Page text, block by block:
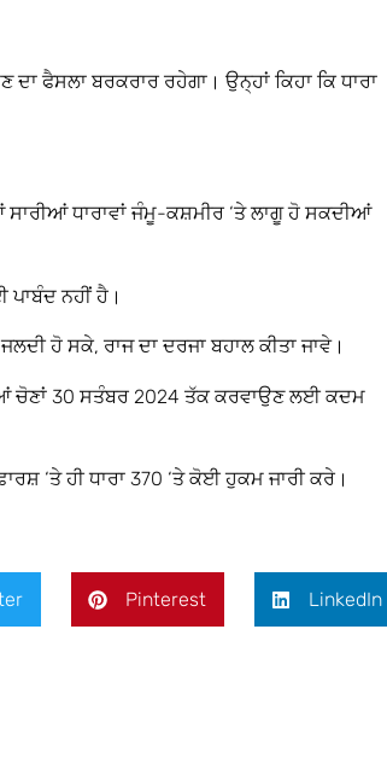
ਦਾ ਫੈਸਲਾ ਬਰਕਰਾਰ ਰਹੇਗਾ। ਉਨ੍ਹਾਂ ਕਿਹਾ ਕਿ ਧਾਰਾ
ਧਾਰਾਵਾਂ ਜੰਮੂ-ਕਸ਼ਮੀਰ ‘ਤੇ ਲਾਗੂ ਹੋ ਸਕਦੀਆਂ
ਪਾਬੰਦ ਨਹੀਂ ਹੈ।
ਹੋ ਸਕੇ, ਰਾਜ ਦਾ ਦਰਜਾ ਬਹਾਲ ਕੀਤਾ ਜਾਵੇ।
ਚੋਣਾਂ 30 ਸਤੰਬਰ 2024 ਤੱਕ ਕਰਵਾਉਣ ਲਈ ਕਦਮ
‘ਤੇ ਹੀ ਧਾਰਾ 370 ‘ਤੇ ਕੋਈ ਹੁਕਮ ਜਾਰੀ ਕਰੇ।
Pinterest LinkedIn